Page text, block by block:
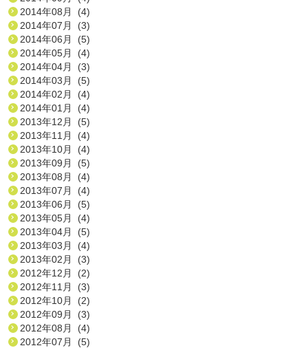
2014年08月 (4)
2014年07月 (3)
2014年06月 (5)
2014年05月 (4)
2014年04月 (3)
2014年03月 (5)
2014年02月 (4)
2014年01月 (4)
2013年12月 (5)
2013年11月 (4)
2013年10月 (4)
2013年09月 (5)
2013年08月 (4)
2013年07月 (4)
2013年06月 (5)
2013年05月 (4)
2013年04月 (5)
2013年03月 (4)
2013年02月 (3)
2012年12月 (2)
2012年11月 (3)
2012年10月 (2)
2012年09月 (3)
2012年08月 (4)
2012年07月 (5)